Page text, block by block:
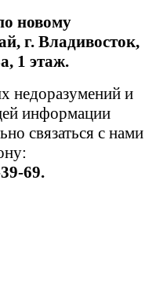
новому
г. Владивосток,
1 этаж.
недоразумений и
информации
связаться с нами
69.